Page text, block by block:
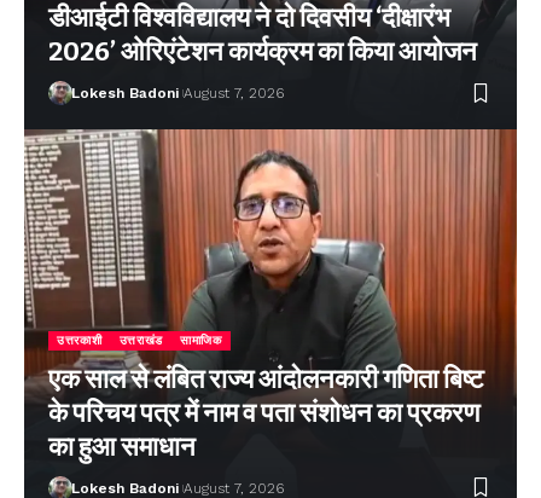
डीआईटी विश्वविद्यालय ने दो दिवसीय ‘दीक्षारंभ
2026’ ओरिएंटेशन कार्यक्रम का किया आयोजन
Lokesh Badoni August 7, 2026
उत्तरकाशी उत्तराखंड सामाजिक
एक साल से लंबित राज्य आंदोलनकारी गणिता बिष्ट
के परिचय पत्र में नाम व पता संशोधन का प्रकरण
का हुआ समाधान
Lokesh Badoni August 7, 2026